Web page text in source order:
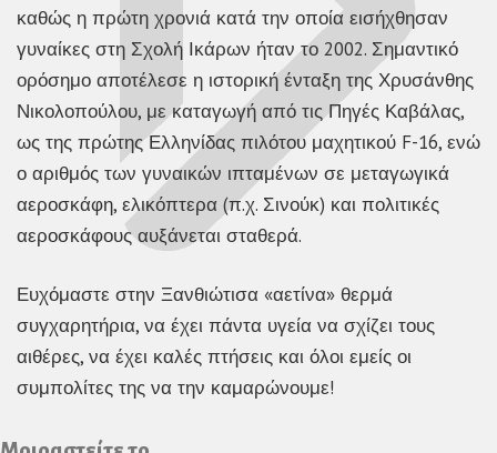
καθώς η πρώτη χρονιά κατά την οποία εισήχθησαν
γυναίκες στη Σχολή Ικάρων ήταν το 2002. Σημαντικό
ορόσημο αποτέλεσε η ιστορική ένταξη της Χρυσάνθης
Νικολοπούλου, με καταγωγή από τις Πηγές Καβάλας,
ως της πρώτης Ελληνίδας πιλότου μαχητικού F-16, ενώ
ο αριθμός των γυναικών ιπταμένων σε μεταγωγικά
αεροσκάφη, ελικόπτερα (π.χ. Σινούκ) και πολιτικές
αεροσκάφους αυξάνεται σταθερά.
Ευχόμαστε στην Ξανθιώτισα «αετίνα» θερμά
συγχαρητήρια, να έχει πάντα υγεία να σχίζει τους
αιθέρες, να έχει καλές πτήσεις και όλοι εμείς οι
συμπολίτες της να την καμαρώνουμε!